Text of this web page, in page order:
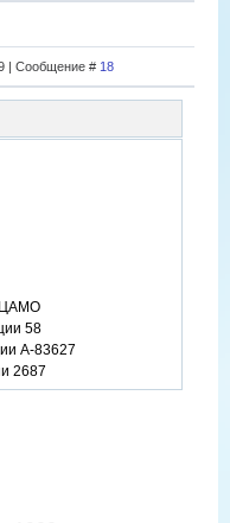
| Сообщение # 18
ЦАМО
58
А-83627
2687